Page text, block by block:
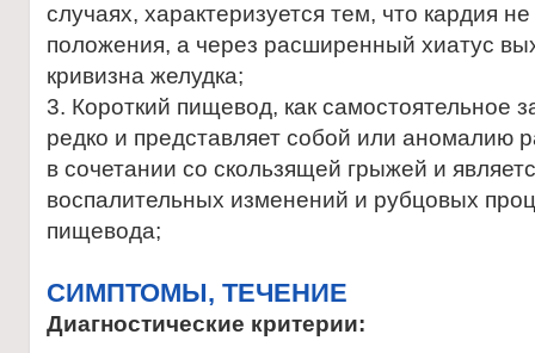
случаях, характеризуется тем, что кардия
положения, а через расширенный хиатус
кривизна желудка;
3. Короткий пищевод, как самостоятельное
редко и представляет собой или аномалию
в сочетании со скользящей грыжей и
воспалительных изменений и рубцовых
пищевода;
CИМПТОМЫ, ТЕЧЕНИЕ
Диагностические критерии: